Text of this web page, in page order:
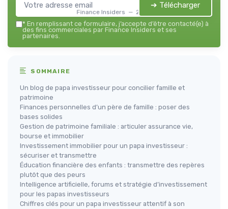
Finance Insiders — 2026
➔ Télécharger
* En remplissant ce formulaire, j’accepte d’être contacté(e) à
des fins commerciales par Finance Insiders et ses
partenaires.
SOMMAIRE
Un blog de papa investisseur pour concilier famille et
patrimoine
Finances personnelles d’un père de famille : poser des
bases solides
Gestion de patrimoine familiale : articuler assurance vie,
bourse et immobilier
Investissement immobilier pour un papa investisseur :
sécuriser et transmettre
Éducation financière des enfants : transmettre des repères
plutôt que des peurs
Intelligence artificielle, forums et stratégie d’investissement
pour les papas investisseurs
Chiffres clés pour un papa investisseur attentif à son